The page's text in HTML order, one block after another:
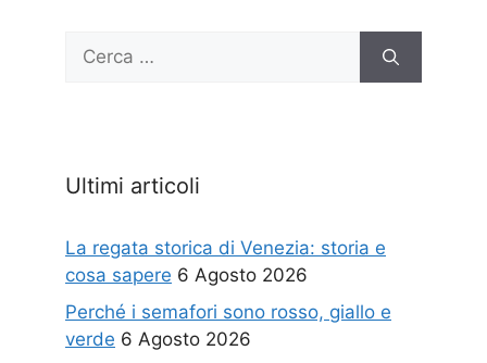
Ricerca
Ultimi articoli
La regata storica di Venezia: storia e
cosa sapere 6 Agosto 2026
Perché i semafori sono rosso, giallo e
verde 6 Agosto 2026